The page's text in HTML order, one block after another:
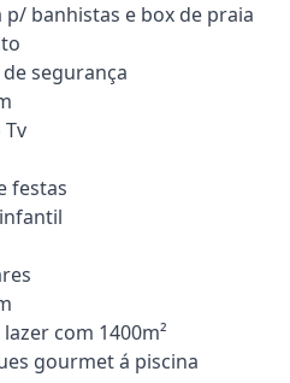
p/ banhistas e box de praia
segurança
festas
com 1400m²
gourmet á piscina